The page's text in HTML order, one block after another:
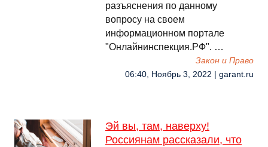
разъяснения по данному
вопросу на своем
информационном портале
"Онлайнинспекция.РФ". …
Закон и Право
06:40, Ноябрь 3, 2022 | garant.ru
Эй вы, там, наверху!
Россиянам рассказали, что